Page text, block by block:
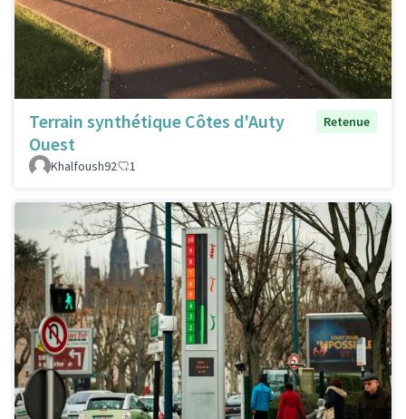
Terrain synthétique Côtes d'Auty
Ouest
Retenue
Khalfoush92 1